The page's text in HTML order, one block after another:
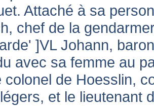
Attaché à sa
chef de la
]VL Johann,
avec sa femme au
colonel de Hoesslin,
et le lieutenant